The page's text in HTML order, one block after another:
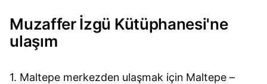
Muzaffer İzgü Kütüphanesi'ne
ulaşım
1. Maltepe merkezden ulaşmak için Maltepe –